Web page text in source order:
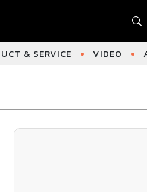
& SERVICE VIDEO